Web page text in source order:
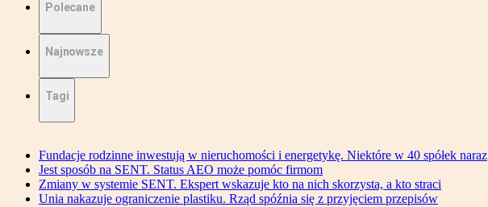
Polecane
Najnowsze
Tagi
Fundacje rodzinne inwestują w nieruchomości i energetykę. Niektóre w 40 spółek naraz
Jest sposób na SENT. Status AEO może pomóc firmom
Zmiany w systemie SENT. Ekspert wskazuje kto na nich skorzysta, a kto straci
Unia nakazuje ograniczenie plastiku. Rząd spóźnia się z przyjęciem przepisów